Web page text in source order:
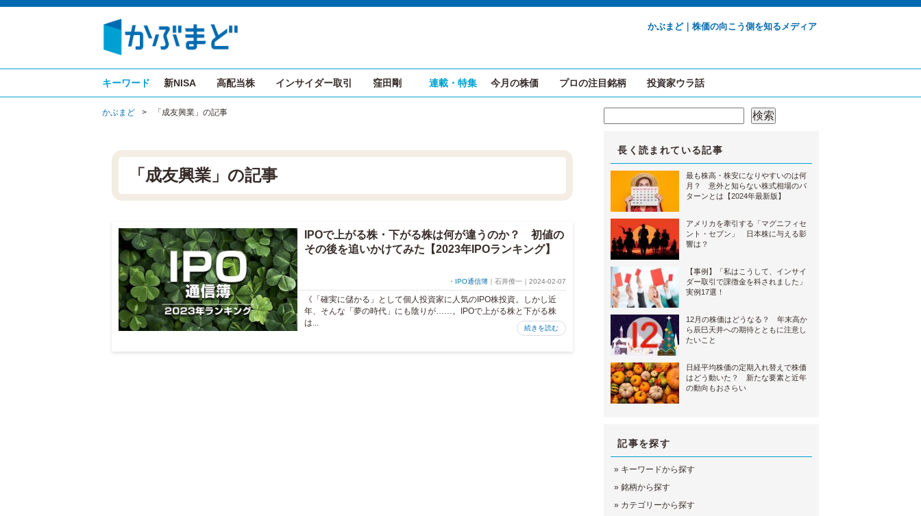
かぶまど｜株価の向こう側を知るメディア
キーワード 新NISA 高配当株 インサイダー取引 窪田剛 連載・特集 今月の株価 プロの注目銘柄 投資家ウラ話
かぶまど > 「成友興業」の記事
「成友興業」の記事
IPOで上がる株・下がる株は何が違うのか？ 初値の
その後を追いかけてみた【2023年IPOランキング】
・IPO通信簿｜石井僚一｜2024-02-07
《「確実に儲かる」として個人投資家に人気のIPO株投資。しかし近
年、そんな「夢の時代」にも陰りが……。IPOで上がる株と下がる株
は...
続きを読む
検索
長く読まれている記事
最も株高・株安になりやすいのは何
月？ 意外と知らない株式相場のパ
ターンとは【2024年最新版】
アメリカを牽引する「マグニフィセ
ント・セブン」 日本株に与える影
響は？
【事例】「私はこうして、インサイ
ダー取引で課徴金を科されました」
実例17選！
12月の株価はどうなる？ 年末高か
ら辰巳天井への期待とともに注意し
たいこと
日経平均株価の定期入れ替えで株価
はどう動いた？ 新たな要素と近年
の動向もおさらい
記事を探す
» キーワードから探す
»銘柄から探す
» カテゴリーから探す